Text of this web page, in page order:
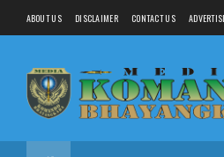
ABOUT US DISCLAIMER CONTACT US